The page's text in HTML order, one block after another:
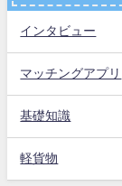
インタビュー
マッチングアプリ
基礎知識
軽貨物